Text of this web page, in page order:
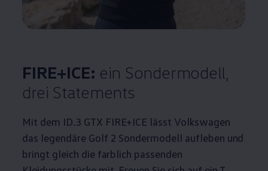
FIRE+ICE: ein Sondermodell,
drei Statements
Mit dem ID.3 GTX FIRE+ICE lässt Volkswagen
das legendäre Golf 2 Sondermodell aufleben und
bringt gleich die farblich passenden